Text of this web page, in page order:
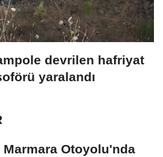
devrilen hafriyat
yaralandı
Marmara Otoyolu'nda